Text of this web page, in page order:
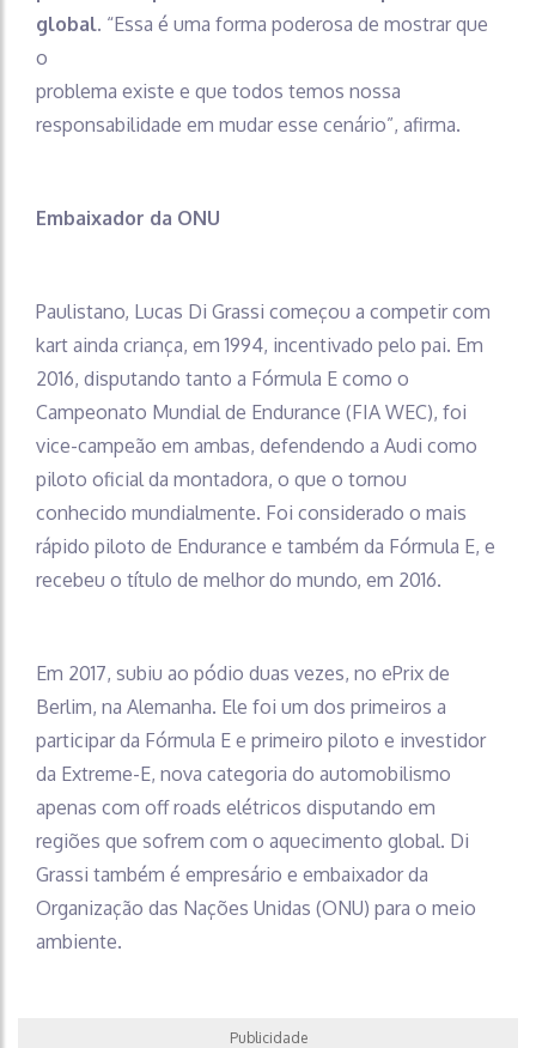
global. “Essa é uma forma poderosa de mostrar que
o
problema existe e que todos temos nossa
responsabilidade em mudar esse cenário”, afirma.
Embaixador da ONU
Paulistano, Lucas Di Grassi começou a competir com
kart ainda criança, em 1994, incentivado pelo pai. Em
2016, disputando tanto a Fórmula E como o
Campeonato Mundial de Endurance (FIA WEC), foi
vice-campeão em ambas, defendendo a Audi como
piloto oficial da montadora, o que o tornou
conhecido mundialmente. Foi considerado o mais
rápido piloto de Endurance e também da Fórmula E, e
recebeu o título de melhor do mundo, em 2016.
Em 2017, subiu ao pódio duas vezes, no ePrix de
Berlim, na Alemanha. Ele foi um dos primeiros a
participar da Fórmula E e primeiro piloto e investidor
da Extreme-E, nova categoria do automobilismo
apenas com off roads elétricos disputando em
regiões que sofrem com o aquecimento global. Di
Grassi também é empresário e embaixador da
Organização das Nações Unidas (ONU) para o meio
ambiente.
Publicidade